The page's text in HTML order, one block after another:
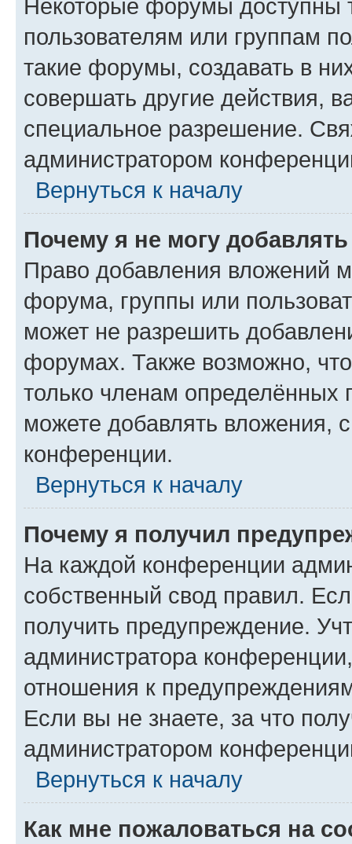
Некоторые форумы доступны
пользователям или группам
такие форумы, создавать в
совершать другие действия,
специальное разрешение.
администратором
Вернуться к началу
Почему я не могу
Право добавления вложений
форума, группы или
может не разрешить
форумах. Также возможно,
только членам определённых
можете добавлять вложения,
конференции.
Вернуться к началу
Почему я получил
На каждой конференции
собственный свод правил.
получить предупреждение.
администратора
отношения к
Если вы не знаете, за что
администратором
Вернуться к началу
Как мне пожаловаться на